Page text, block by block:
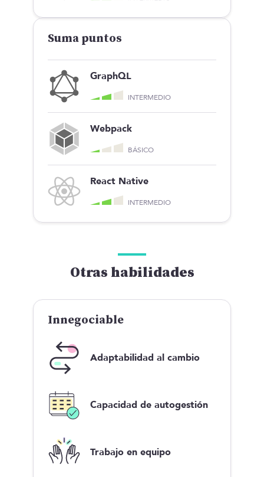
Suma puntos
GraphQL
INTERMEDIO
Webpack
BÁSICO
React Native
INTERMEDIO
Otras habilidades
Innegociable
Adaptabilidad al cambio
Capacidad de autogestión
Trabajo en equipo